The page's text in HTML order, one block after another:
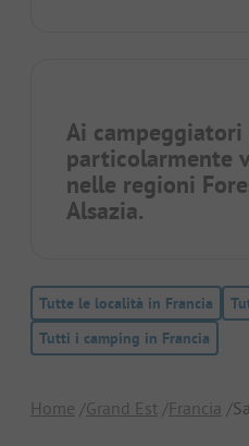
Ai campeggiatori
particolarmente
nelle regioni
Alsazia.
Tutte le località in Francia
Tutti i camping in Francia
Home Grand Est Francia